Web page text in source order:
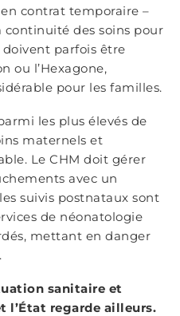
contrat temporaire –
des soins pour
doivent parfois être
ou l’Hexagone,
pour les familles.
les plus élevés de
maternels et
Le CHM doit gérer
avec un
suivis postnataux sont
de néonatologie
mettant en danger
sanitaire et
l’État regarde ailleurs.